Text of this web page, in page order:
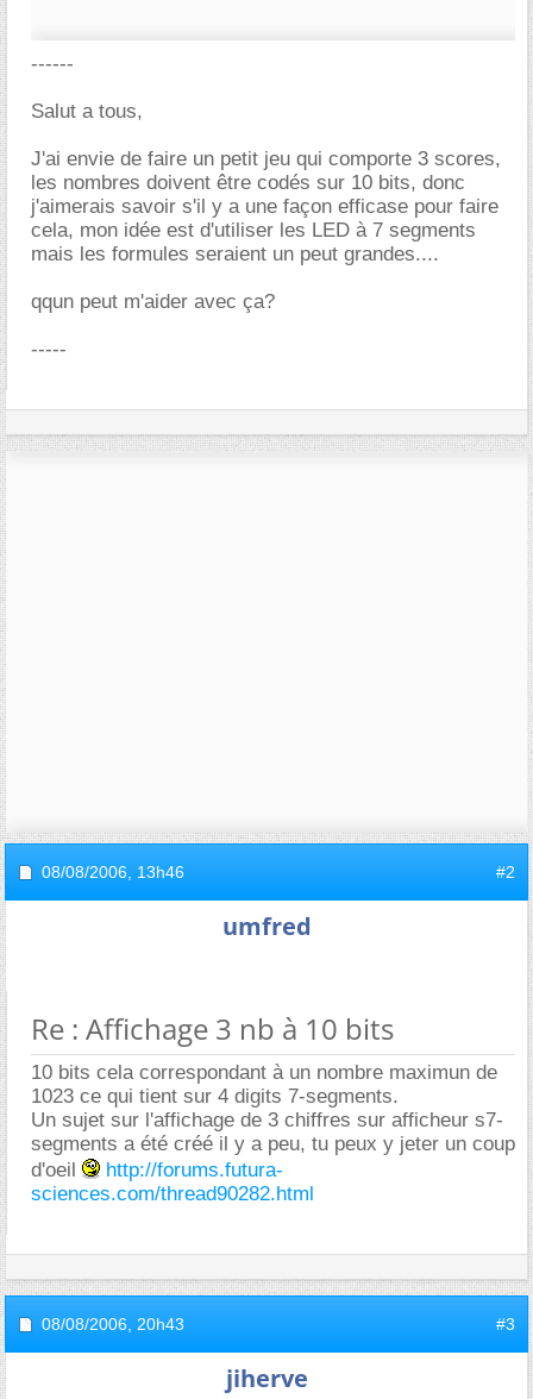
------
Salut a tous,
J'ai envie de faire un petit jeu qui comporte 3 scores,
les nombres doivent être codés sur 10 bits, donc
j'aimerais savoir s'il y a une façon efficase pour faire
cela, mon idée est d'utiliser les LED à 7 segments
mais les formules seraient un peut grandes....
qqun peut m'aider avec ça?
-----
08/08/2006, 13h46 #2
umfred
Re : Affichage 3 nb à 10 bits
10 bits cela correspondant à un nombre maximun de
1023 ce qui tient sur 4 digits 7-segments.
Un sujet sur l'affichage de 3 chiffres sur afficheur s7-
segments a été créé il y a peu, tu peux y jeter un coup
d'oeil
http://forums.futura-
sciences.com/thread90282.html
08/08/2006, 20h43 #3
jiherve